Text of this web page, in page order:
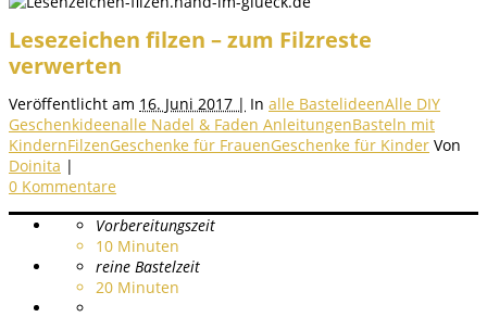
Lesezeichen filzen – zum Filzreste
verwerten
Veröffentlicht am 16. Juni 2017 | In alle BastelideenAlle DIY
Geschenkideenalle Nadel & Faden AnleitungenBasteln mit
KindernFilzenGeschenke für FrauenGeschenke für Kinder Von
Doinita |
0 Kommentare
Vorbereitungszeit
10 Minuten
reine Bastelzeit
20 Minuten